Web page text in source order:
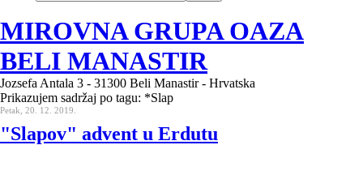
MIROVNA GRUPA OAZA
BELI MANASTIR
Jozsefa Antala 3 - 31300 Beli Manastir - Hrvatska
Prikazujem sadržaj po tagu: *Slap
Petak, 20. 12. 2019.
"Slapov" advent u Erdutu